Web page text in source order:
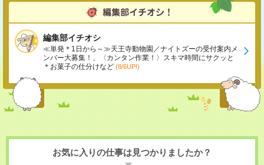
編集部イチオシ
≪単発＊1日から～≫天王寺動物園／ナイトズーの受付案内メ
ンバー大募集！、〈カンタン作業！〉スキマ時間にサクッと
＊お菓子の仕分けなど (8/6UP!)
お気に入りの仕事は見つかりましたか？